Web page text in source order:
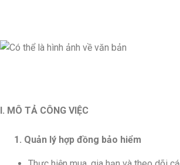
I. MÔ TẢ CÔNG VIỆC
1. Quản lý hợp đồng bảo hiểm